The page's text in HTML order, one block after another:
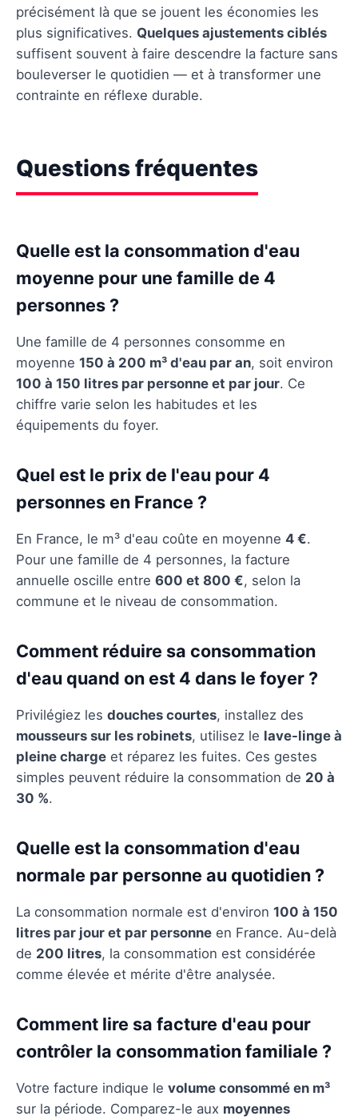
précisément là que se jouent les économies les
plus significatives. Quelques ajustements ciblés
suffisent souvent à faire descendre la facture sans
bouleverser le quotidien — et à transformer une
contrainte en réflexe durable.
Questions fréquentes
Quelle est la consommation d'eau
moyenne pour une famille de 4
personnes ?
Une famille de 4 personnes consomme en
moyenne 150 à 200 m³ d'eau par an, soit environ
100 à 150 litres par personne et par jour. Ce
chiffre varie selon les habitudes et les
équipements du foyer.
Quel est le prix de l'eau pour 4
personnes en France ?
En France, le m³ d'eau coûte en moyenne 4 €.
Pour une famille de 4 personnes, la facture
annuelle oscille entre 600 et 800 €, selon la
commune et le niveau de consommation.
Comment réduire sa consommation
d'eau quand on est 4 dans le foyer ?
Privilégiez les douches courtes, installez des
mousseurs sur les robinets, utilisez le lave-linge à
pleine charge et réparez les fuites. Ces gestes
simples peuvent réduire la consommation de 20 à
30 %.
Quelle est la consommation d'eau
normale par personne au quotidien ?
La consommation normale est d'environ 100 à 150
litres par jour et par personne en France. Au-delà
de 200 litres, la consommation est considérée
comme élevée et mérite d'être analysée.
Comment lire sa facture d'eau pour
contrôler la consommation familiale ?
Votre facture indique le volume consommé en m³
sur la période. Comparez-le aux moyennes